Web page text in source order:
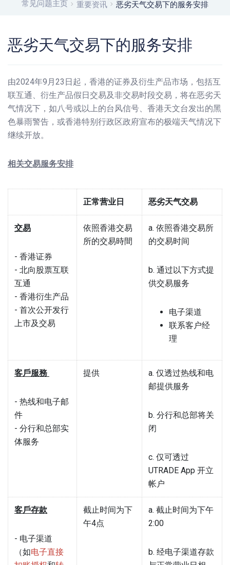
常见问题主页 重要资讯 恶劣天气交易下的服务安排
恶劣天气交易下的服务安排
由2024年9月23日起，香港的证券及衍生产品市场，包括互
联互通、衍生产品假日交易及非交易时段交易，将在恶劣天
气情况下，如八号或以上的台风信号、香港天文台发出的黑
色暴雨警告，或香港特别行政区政府宣布的极端天气情况下
继续开放。
相关交易服务安排
正常营业日 恶劣天气交易
交易
- 香港证券
- 北向股票互联
互通
- 香港衍生产品
- 首次公开发行
上市及交易
依照香港交易
所的交易時間
a. 依照香港交易所
的交易时间
b. 通过以下方式提
供交易服务
电子渠道
联系客户经
理
客戶服務
- 热线和电子邮
件
- 分行和总部实
体服务
提供
a. 仅透过热线和电
邮提供服务
b. 分行和总部将关
闭
c. 仅可透过
UTRADE App 开立
帐户
客戶存款
- 电子渠道
（如电子直接
截止时间为下
午4点
a. 截止时间为下午
2:00
b. 经电子渠道存款